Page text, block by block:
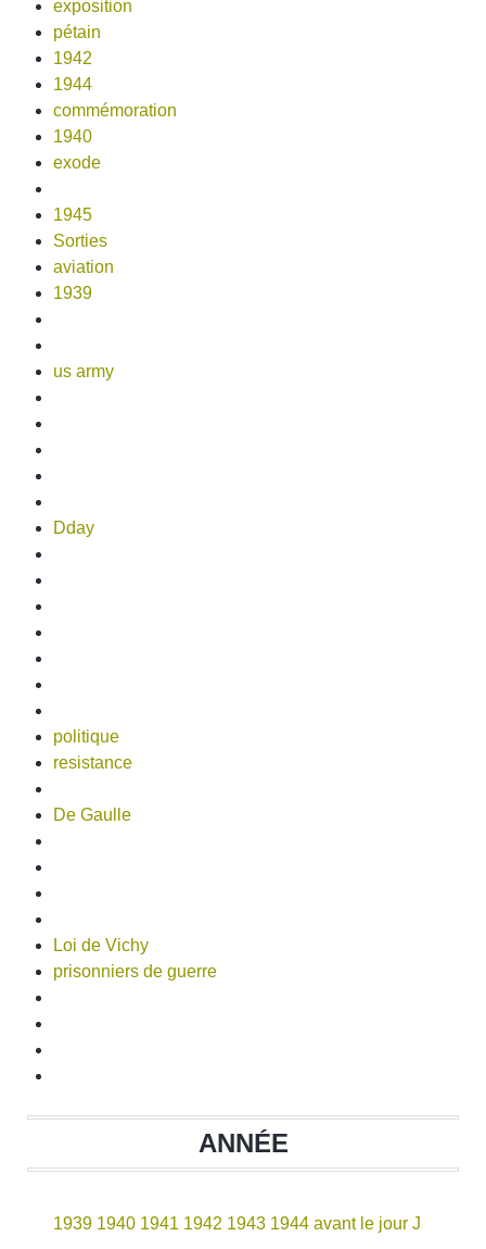
exposition
pétain
1942
1944
commémoration
1940
exode
1945
Sorties
aviation
1939
us army
Dday
politique
resistance
De Gaulle
Loi de Vichy
prisonniers de guerre
ANNÉE
1939 1940 1941 1942 1943 1944 avant le jour J